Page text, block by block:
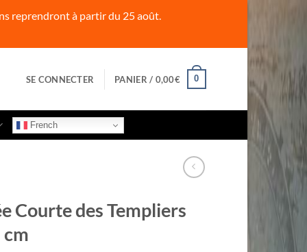
reprendront à partir du 25 août.
SE CONNECTER PANIER / 0,00€ 0
French
Courte des Templiers